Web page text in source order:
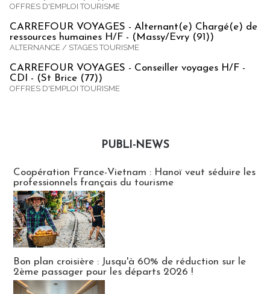
OFFRES D'EMPLOI TOURISME
CARREFOUR VOYAGES - Alternant(e) Chargé(e) de
ressources humaines H/F - (Massy/Evry (91))
ALTERNANCE / STAGES TOURISME
CARREFOUR VOYAGES - Conseiller voyages H/F -
CDI - (St Brice (77))
OFFRES D'EMPLOI TOURISME
PUBLI-NEWS
Coopération France-Vietnam : Hanoï veut séduire les
professionnels français du tourisme
Bon plan croisière : Jusqu'à 60% de réduction sur le
2ème passager pour les départs 2026 !